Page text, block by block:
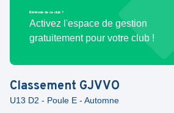
Bénévole de ce club ?
Activez l'espace de gestion
gratuitement pour votre club !
Classement GJVVO
U13 D2 - Poule E - Automne